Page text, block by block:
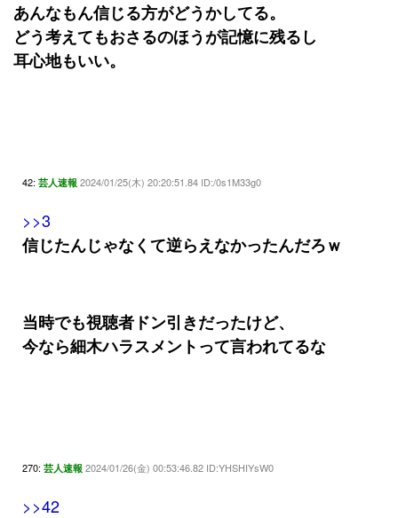
あんなもん信じる方がどうかしてる。
どう考えてもおさるのほうが記憶に残るし
耳心地もいい。
42: 芸人速報 2024/01/25(木) 20:20:51.84 ID:/0s1M33g0
>>3
信じたんじゃなくて逆らえなかったんだろｗ
当時でも視聴者ドン引きだったけど、
今なら細木ハラスメントって言われてるな
270: 芸人速報 2024/01/26(金) 00:53:46.82 ID:YHSHIYsW0
>>42